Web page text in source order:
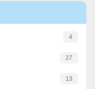
4
27
13